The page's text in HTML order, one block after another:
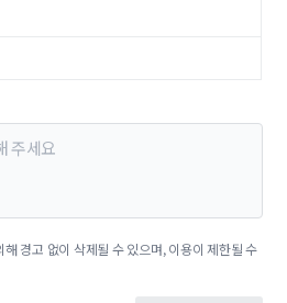
경고 없이 삭제될 수 있으며, 이용이 제한될 수